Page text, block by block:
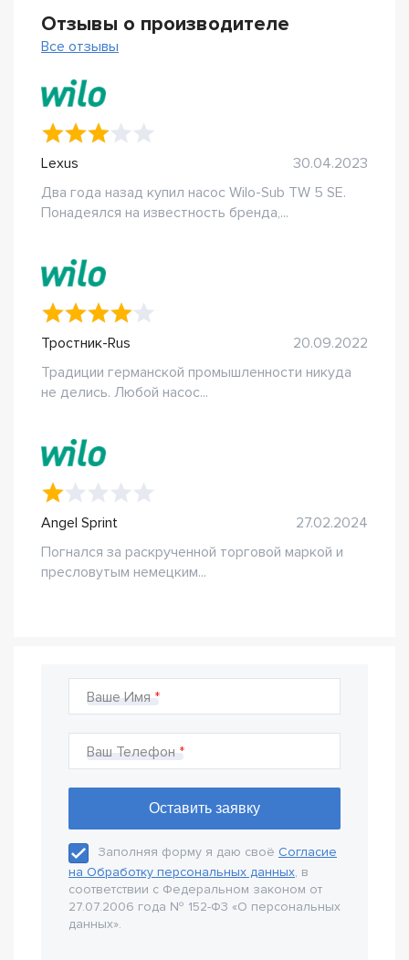
Отзывы о производителе
Все отзывы
Lexus
30.04.2023
Два года назад купил насос Wilo-Sub TW 5 SE.
Понадеялся на известность бренда,...
Тростник-Rus
20.09.2022
Традиции германской промышленности никуда
не делись. Любой насос...
Angel Sprint
27.02.2024
Погнался за раскрученной торговой маркой и
пресловутым немецким...
Ваше Имя
Ваш Телефон
Заполняя форму я даю своё Согласие
на Обработку персональных данных, в
соответствии с Федеральном законом от
27.07.2006 года № 152-Ф3 «О персональных
данных».